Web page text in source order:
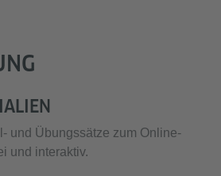
und Übungssätze zum Online-
und interaktiv.